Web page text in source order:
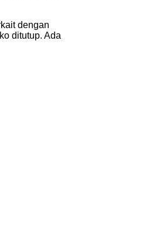
dengan
ditutup. Ada